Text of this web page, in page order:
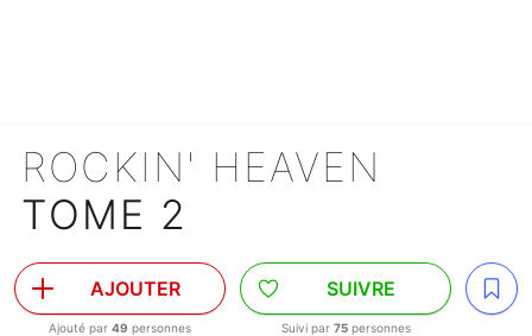
ROCKIN' HEAVEN
TOME 2
AJOUTER
Ajouté par 49 personnes
SUIVRE
Suivi par 75personnes